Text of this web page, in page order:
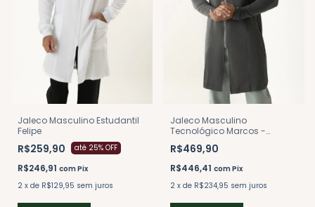
Jaleco Masculino Estudantil
Felipe
R$259,90 até 25% OFF
R$246,91 comPix
2 x de R$129,95 sem juros
Jaleco Masculino
Tecnológico Marcos -
R$469,90
R$446,41 comPix
2 x de R$234,95 sem juros